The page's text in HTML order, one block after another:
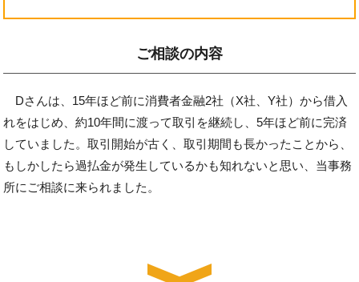
ご相談の内容
Dさんは、15年ほど前に消費者金融2社（X社、Y社）から借入
れをはじめ、約10年間に渡って取引を継続し、5年ほど前に完済
していました。取引開始が古く、取引期間も長かったことから、
もしかしたら過払金が発生しているかも知れないと思い、当事務
所にご相談に来られました。